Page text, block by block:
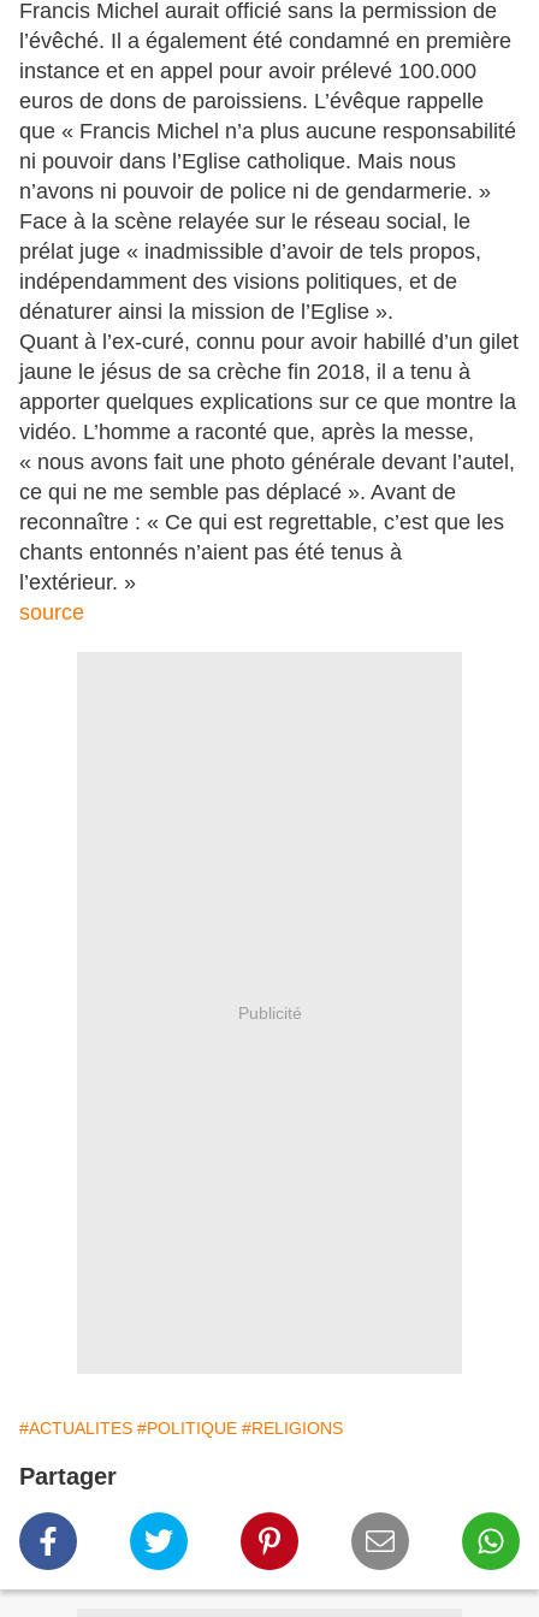
Francis Michel aurait officié sans la permission de
l’évêché. Il a également été condamné en première
instance et en appel pour avoir prélevé 100.000
euros de dons de paroissiens. L’évêque rappelle
que « Francis Michel n’a plus aucune responsabilité
ni pouvoir dans l’Eglise catholique. Mais nous
n’avons ni pouvoir de police ni de gendarmerie. »
Face à la scène relayée sur le réseau social, le
prélat juge « inadmissible d’avoir de tels propos,
indépendamment des visions politiques, et de
dénaturer ainsi la mission de l’Eglise ».
Quant à l’ex-curé, connu pour avoir habillé d’un gilet
jaune le jésus de sa crèche fin 2018, il a tenu à
apporter quelques explications sur ce que montre la
vidéo. L’homme a raconté que, après la messe,
« nous avons fait une photo générale devant l’autel,
ce qui ne me semble pas déplacé ». Avant de
reconnaître : « Ce qui est regrettable, c’est que les
chants entonnés n’aient pas été tenus à
l’extérieur. »
source
Publicité
#ACTUALITES #POLITIQUE #RELIGIONS
Partager